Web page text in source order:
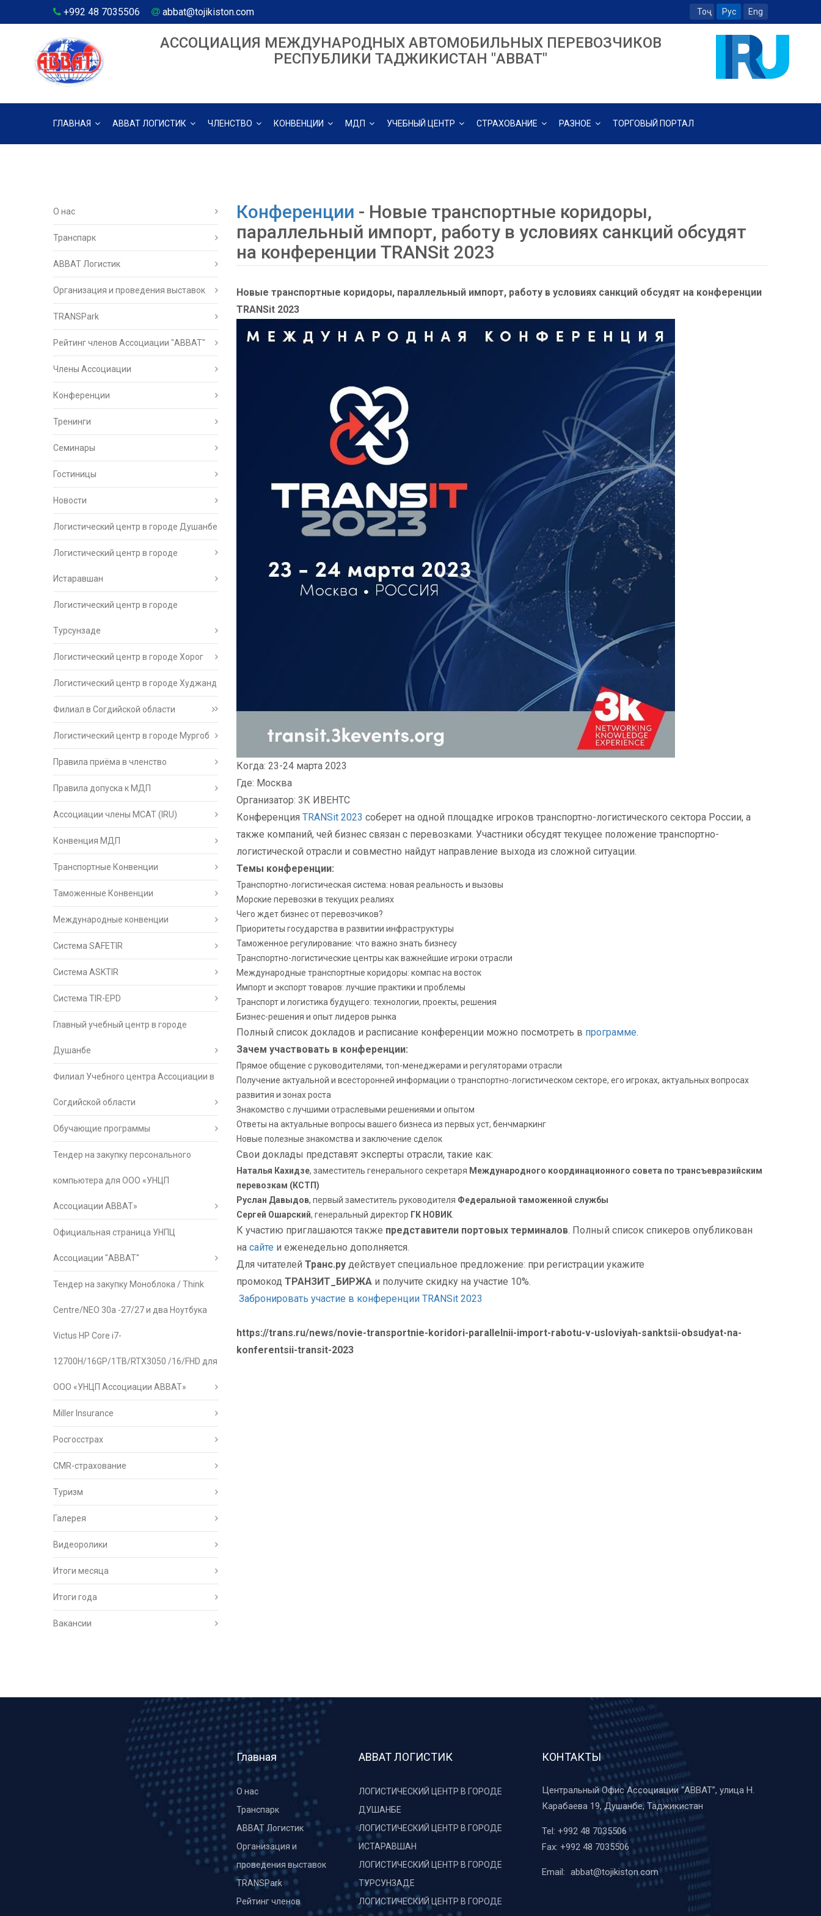
+992 48 7035506 abbat@tojikiston.com Тоҷ Рус Eng
АССОЦИАЦИЯ МЕЖДУНАРОДНЫХ АВТОМОБИЛЬНЫХ ПЕРЕВОЗЧИКОВ
РЕСПУБЛИКИ ТАДЖИКИСТАН "ABBAT"
ГЛАВНАЯ АВВАТ ЛОГИСТИК ЧЛЕНСТВО КОНВЕНЦИИ МДП УЧЕБНЫЙ ЦЕНТР СТРАХОВАНИЕ РАЗНОЕ ТОРГОВЫЙ ПОРТАЛ
О нас
Транспарк
ABBAT Логистик
Организация и проведения выставок
TRANSPark
Рейтинг членов Ассоциации "АВВАТ"
Члены Ассоциации
Конференции
Тренинги
Семинары
Гостиницы
Новости
Логистический центр в городе Душанбе
Логистический центр в городе
Истаравшан
Логистический центр в городе
Турсунзаде
Логистический центр в городе Хорог
Логистический центр в городе Худжанд
Филиал в Согдийской области
Логистический центр в городе Мургоб
Правила приёма в членство
Правила допуска к МДП
Ассоциации члены МСАТ (IRU)
Конвенция МДП
Транспортные Конвенции
Таможенные Конвенции
Международные конвенции
Система SAFETIR
Система ASKTIR
Система TIR-EPD
Главный учебный центр в городе
Душанбе
Филиал Учебного центра Ассоциации в
Согдийской области
Обучающие программы
Тендер на закупку персонального
компьютера для ООО «УНЦП
Ассоциации АВВАТ»
Официальная страница УНПЦ
Ассоциации "АВВАТ"
Тендер на закупку Моноблока / Think
Centre/NEO 30a -27/27 и два Ноутбука
Victus HP Core i7-
12700H/16GP/1TB/RTX3050 /16/FHD для
ООО «УНЦП Ассоциации АВВАТ»
Miller Insurance
Росгосстрах
CMR-страхование
Туризм
Галерея
Видеоролики
Итоги месяца
Итоги года
Вакансии
Конференции - Новые транспортные коридоры,
параллельный импорт, работу в условиях санкций обсудят
на конференции TRANSit 2023
Новые транспортные коридоры, параллельный импорт, работу в условиях санкций обсудят на конференции
TRANSit 2023
Когда: 23-24 марта 2023
Где: Москва
Организатор: 3К ИВЕНТС
Конференция TRANSit 2023 соберет на одной площадке игроков транспортно-логистического сектора России, а
также компаний, чей бизнес связан с перевозками. Участники обсудят текущее положение транспортно-
логистической отрасли и совместно найдут направление выхода из сложной ситуации.
Темы конференции:
Транспортно-логистическая система: новая реальность и вызовы
Морские перевозки в текущих реалиях
Чего ждет бизнес от перевозчиков?
Приоритеты государства в развитии инфраструктуры
Таможенное регулирование: что важно знать бизнесу
Транспортно-логистические центры как важнейшие игроки отрасли
Международные транспортные коридоры: компас на восток
Импорт и экспорт товаров: лучшие практики и проблемы
Транспорт и логистика будущего: технологии, проекты, решения
Бизнес-решения и опыт лидеров рынка
Полный список докладов и расписание конференции можно посмотреть в программе.
Зачем участвовать в конференции:
Прямое общение с руководителями, топ-менеджерами и регуляторами отрасли
Получение актуальной и всесторонней информации о транспортно-логистическом секторе, его игроках, актуальных вопросах
развития и зонах роста
Знакомство с лучшими отраслевыми решениями и опытом
Ответы на актуальные вопросы вашего бизнеса из первых уст, бенчмаркинг
Новые полезные знакомства и заключение сделок
Свои доклады представят эксперты отрасли, такие как:
Наталья Кахидзе, заместитель генерального секретаря Международного координационного совета по трансъевразийским
перевозкам (КСТП)
Руслан Давыдов, первый заместитель руководителя Федеральной таможенной службы
Сергей Ошарский, генеральный директор ГК НОВИК
К участию приглашаются также представители портовых терминалов. Полный список спикеров опубликован
на сайте и еженедельно дополняется.
Для читателей Транс.ру действует специальное предложение: при регистрации укажите
промокод ТРАНЗИТ_БИРЖА и получите скидку на участие 10%.
Забронировать участие в конференции TRANSit 2023
https://trans.ru/news/novie-transportnie-koridori-parallelnii-import-rabotu-v-usloviyah-sanktsii-obsudyat-na-
konferentsii-transit-2023
Главная
О нас
Транспарк
ABBAT Логистик
Организация и
проведения выставок
TRANSPark
Рейтинг членов
АВВАТ ЛОГИСТИК
ЛОГИСТИЧЕСКИЙ ЦЕНТР В ГОРОДЕ
ДУШАНБЕ
ЛОГИСТИЧЕСКИЙ ЦЕНТР В ГОРОДЕ
ИСТАРАВШАН
ЛОГИСТИЧЕСКИЙ ЦЕНТР В ГОРОДЕ
ТУРСУНЗАДЕ
ЛОГИСТИЧЕСКИЙ ЦЕНТР В ГОРОДЕ
КОНТАКТЫ
Центральный Офис Ассоциации “ABBAT”, улица Н.
Карабаева 19, Душанбе, Таджикистан
Tel: +992 48 7035506
Fax: +992 48 7035506
Email: abbat@tojikiston.com